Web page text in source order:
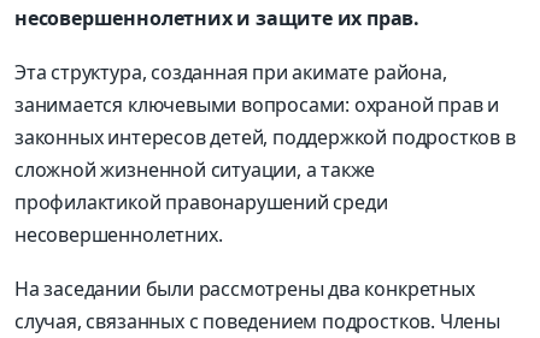
несовершеннолетних и защите их прав.
Эта структура, созданная при акимате района,
занимается ключевыми вопросами: охраной прав и
законных интересов детей, поддержкой подростков в
сложной жизненной ситуации, а также
профилактикой правонарушений среди
несовершеннолетних.
На заседании были рассмотрены два конкретных
случая, связанных с поведением подростков. Члены